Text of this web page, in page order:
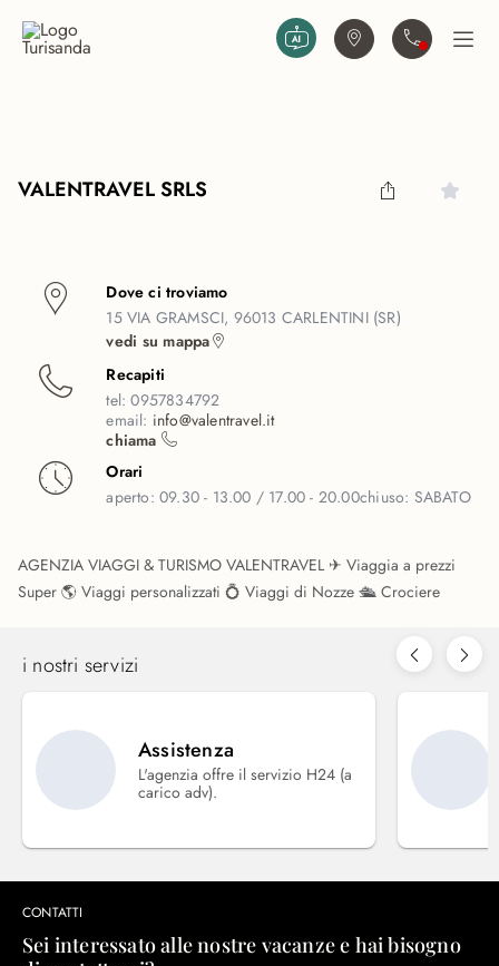
Trova agenziaContattaciApri
VALENTRAVEL SRLS
Dove ci troviamo
15 VIA GRAMSCI, 96013 CARLENTINI (SR)
vedi su mappa
Recapiti
tel:0957834792
email: info@valentravel.it
chiama
Orari
aperto:09.30 - 13.00 / 17.00 - 20.00chiuso: SABATO
AGENZIA VIAGGI & TURISMO VALENTRAVEL ✈ Viaggia a prezzi
Super 🌎 Viaggi personalizzati 💍 Viaggi di Nozze 🛳 Crociere
i nostri servizi
Assistenza
L'agenzia offre il servizio H24 (a
carico adv).
CONTATTI
Sei interessato alle nostre vacanze e hai bisogno